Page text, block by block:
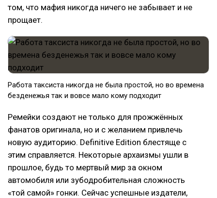
том, что мафия никогда ничего не забывает и не
прощает.
Работа таксиста никогда не была простой, но во времена
безденежья так и вовсе мало кому подходит
Ремейки создают не только для прожжённых
фанатов оригинала, но и с желанием привлечь
новую аудиторию. Definitive Edition блестяще с
этим справляется. Некоторые архаизмы ушли в
прошлое, будь то мертвый мир за окном
автомобиля или зубодробительная сложность
«той самой» гонки. Сейчас успешные издатели,